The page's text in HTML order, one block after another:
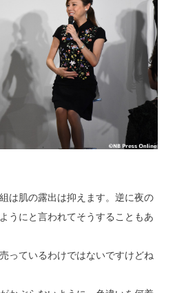
は肌の露出は抑えます。逆に夜の
うにと言われてそうすることもあ
っているわけではないですけどね